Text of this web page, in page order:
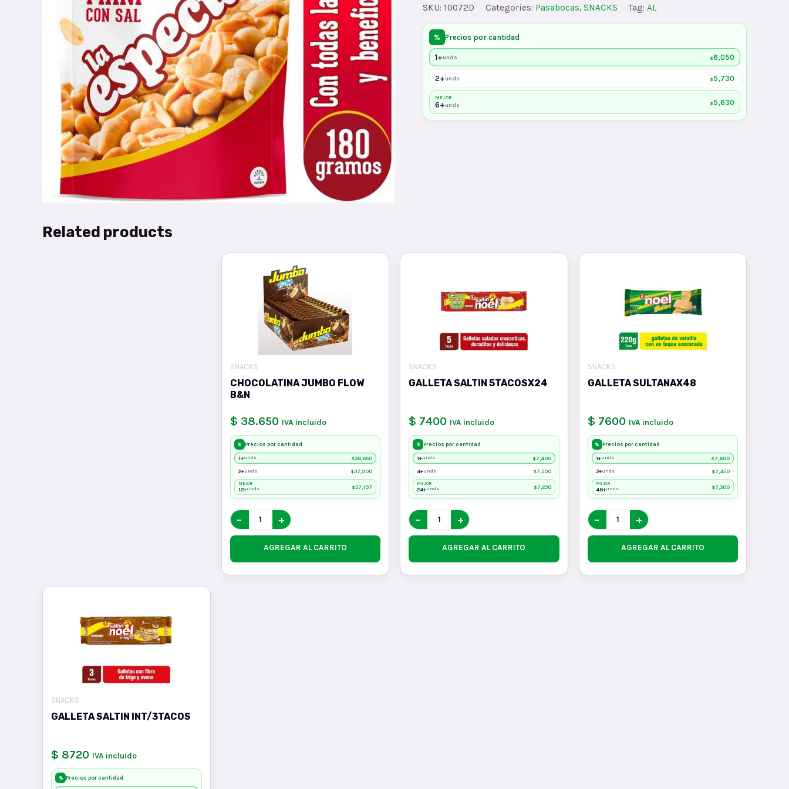
SKU: 10072D Categories: Pasabocas, SNACKS Tag: AL
% Precios por cantidad
1+unds $6,050
2+unds $5,730
MEJOR
6+unds $5,630
Related products
SNACKS
CHOCOLATINA JUMBO FLOW
B&N
$ 38.650 IVA incluido
% Precios por cantidad
1+unds $38,650
2+unds $37,900
MEJOR
12+unds $37,197
− +
AGREGAR AL CARRITO
SNACKS
GALLETA SALTIN 5TACOSX24
$ 7400 IVA incluido
% Precios por cantidad
1+unds $7,400
4+unds $7,500
MEJOR
24+unds $7,230
− +
AGREGAR AL CARRITO
SNACKS
GALLETA SULTANAX48
$ 7600 IVA incluido
% Precios por cantidad
1+unds $7,600
3+unds $7,450
MEJOR
48+unds $7,300
− +
AGREGAR AL CARRITO
SNACKS
GALLETA SALTIN INT/3TACOS
$ 8720 IVA incluido
% Precios por cantidad